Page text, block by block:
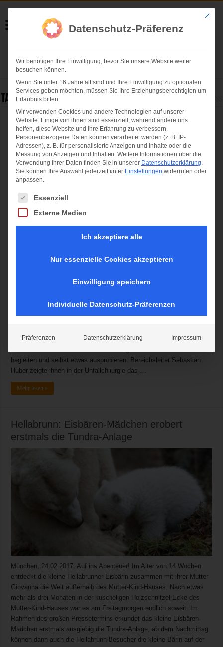
Helmut Swoboda
Fotografie
Herzlich willkommen
Tag Archives:
Beim „Boys‘ Day“ Pflege als
abwechslungsreichen Beruf entdecken
München, 27. April 2017. „Wir wollen junge Menschen und mehr
gewinnen“, erklärt der Zentrale Praxisanleiter Wolfgang Lau. Er
bildet seit vielen Jahren junge Menschen in der Gesundheits- und
Krankenpflege aus. Er sagt: „Wir bieten am Boys‘ Day spannende
kennenlernen wollen.“ An einem Vormittag konnten 13 Jungen aus
begleiten und selbst etwas ausprobieren: Bereichsleiter Sebastian
Huber zeigte ihnen in der Unfallchirurgie das …
Mehr lesen »
Hellabrunn: Eisbären-Mädchen erobert
erstmals die Tundra-Anlage
München, 24.02.2017. Auf ins Abenteuer! Im Alter von 14 Wochen
entdeckt die kleine Hellabrunner Eisbärin zusammen mit ihrer Mutter
Giovanna die Welt außerhalb des Mutter-Kind-Hauses. Nach etwas
mehr als drei Monaten in der kuscheligen Holzschnitzel-Ecke des
Mutter-Kind-Hauses war es am Freitagmorgen endlich soweit: Im
Rahmen des großen Pressetermins erkundet das kleine Eisbären-
Mädchen erstmals ausgiebig die Tundra-Anlage, ab dem Nachmittag
können dann auch die Hellabrunn-Besucher die kleine Bärin auf der
Mit
Datenschutz-Präferenz
Wir benötigen Ihre Einwilligung, bevor Sie unsere Website weiter
besuchen können.
Wenn Sie unter 16 Jahre alt sind und Ihre Einwilligung zu optionalen
Services geben möchten, müssen Sie Ihre Erziehungsberechtigten um
Erlaubnis bitten.
Wir verwenden Cookies und andere Technologien auf unserer
Website. Einige von ihnen sind essenziell, während andere uns
helfen, diese Website und Ihre Erfahrung zu verbessern.
Personenbezogene Daten können verarbeitet werden (z. B. IP-
Adressen), z. B. für personalisierte Anzeigen und Inhalte oder die
Messung von Anzeigen und Inhalten. Weitere Informationen über die
Verwendung Ihrer Daten finden Sie in unserer Datenschutzerklärung.
Sie können Ihre Auswahl jederzeit unter Einstellungen widerrufen oder
anpassen.
Es folgt eine Liste der Service-Gruppen, für die eine Einwilligung
Essenziell
Externe Medien
Ich akzeptiere alle
Nur essenzielle Cookies akzeptieren
Einwilligung speichern
Individuelle Datenschutz-Präferenzen
Präferenzen Datenschutzerklärung Impressum